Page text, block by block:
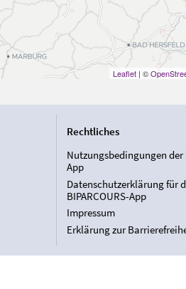
Leaflet| ©
Rechtliches
Nutzungsbedingungen der
App
Datenschutzerklärung für
BIPARCOURS-App
Impressum
Erklärung zur